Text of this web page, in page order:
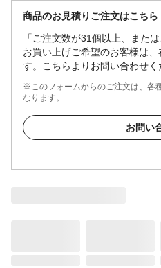
商品のお見積りご注文はこちら
「ご注文数が31個以上、また
お買い上げご希望のお客様は
す。こちらよりお問い合わせく
※このフォームからのご注文は、各
なります。
お問い